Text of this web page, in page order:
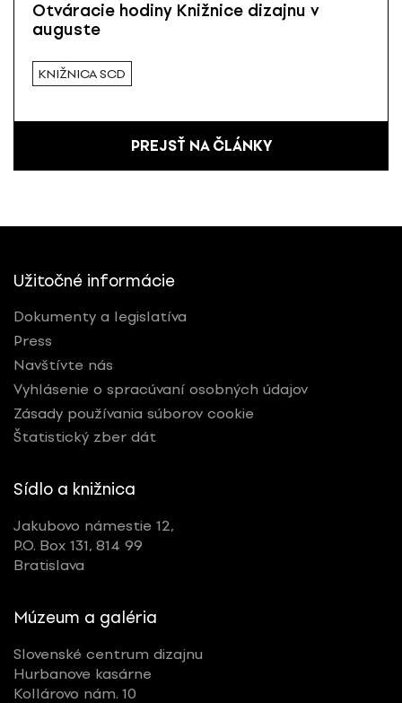
Otváracie hodiny Knižnice dizajnu v
auguste
KNIŽNICA SCD
PREJSŤ NA ČLÁNKY
Užitočné informácie
Dokumenty a legislatíva
Press
Navštívte nás
Vyhlásenie o spracúvaní osobných údajov
Zásady používania súborov cookie
Štatistický zber dát
Sídlo a knižnica
Jakubovo námestie 12,
P.O. Box 131, 814 99
Bratislava
Múzeum a galéria
Slovenské centrum dizajnu
Hurbanove kasárne
Kollárovo nám. 10